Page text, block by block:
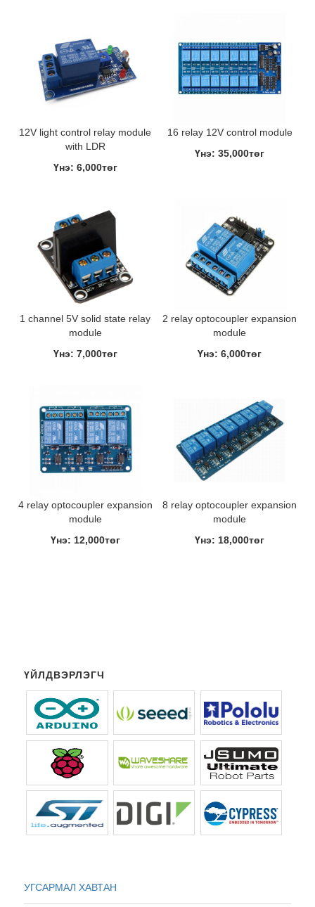
12V light control relay module
with LDR
Үнэ: 6,000төг
16 relay 12V control module
Үнэ: 35,000төг
1 channel 5V solid state relay
module
Үнэ: 7,000төг
2 relay optocoupler expansion
module
Үнэ: 6,000төг
4 relay optocoupler expansion
module
Үнэ: 12,000төг
8 relay optocoupler expansion
module
Үнэ: 18,000төг
ҮЙЛДВЭРЛЭГЧ
УГСАРМАЛ ХАВТАН